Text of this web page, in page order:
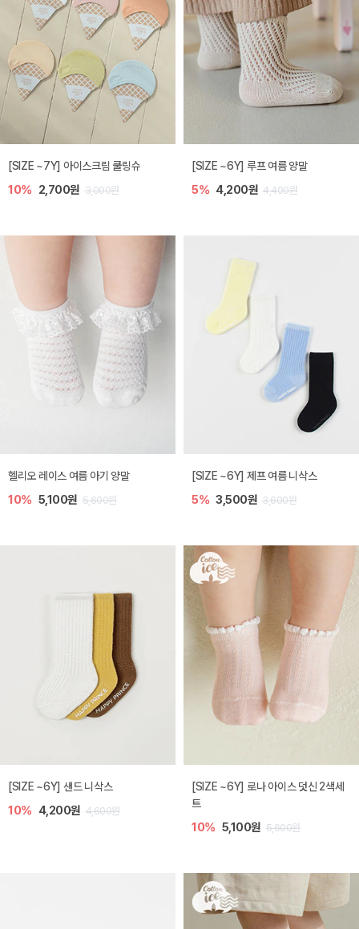
[SIZE ~7Y] 아이스크림 쿨링슈
10% 2,700원 3,000원
[SIZE ~6Y] 루프 여름 양말
5% 4,200원 4,400원
헬리오 레이스 여름 아기 양말
10% 5,100원 5,600원
[SIZE ~6Y] 제프 여름 니삭스
5% 3,500원 3,600원
[SIZE ~6Y] 샌드 니삭스
10% 4,200원 4,600원
[SIZE ~6Y] 로나 아이스 덧신 2색세
트
10% 5,100원 5,600원